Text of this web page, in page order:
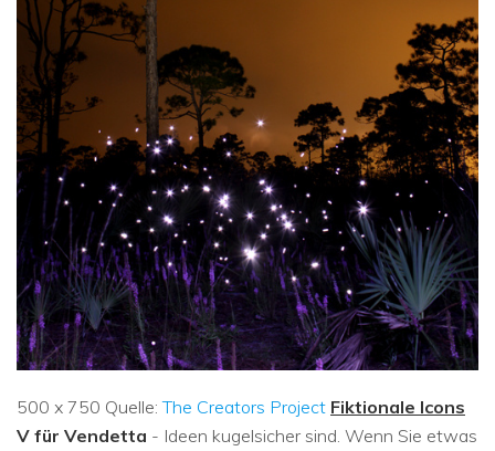
500 x 750 Quelle:The Creators Project Fiktionale Icons
V für Vendetta - Ideen kugelsicher sind. Wenn Sie etwas